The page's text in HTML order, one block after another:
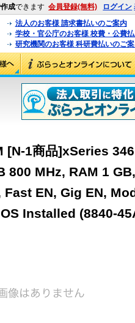
成できます 会員登録(無料) ログイン
法人のお客様 請求書払いのご案内
学校・官公庁のお客様 校費・公費
研究機関のお客様 科研費払いのご
[N-1商品]xSeries
800 MHz, RAM 1
Fast EN, Gig EN,
Installed (8840-